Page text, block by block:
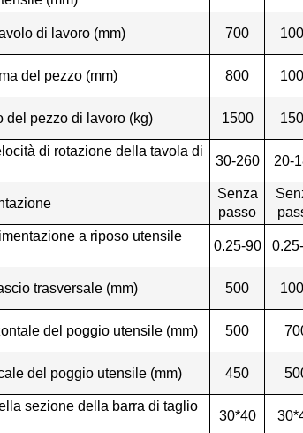
di lavoro (mm) 700
del pezzo (mm) 800
del pezzo di lavoro (kg) 1500
di rotazione della tavola di
30-260 20-
Senza
passo
a riposo utensile
0.25-90
trasversale (mm) 500
del poggio utensile (mm) 500
del poggio utensile (mm) 450
sezione della barra di taglio
30*40